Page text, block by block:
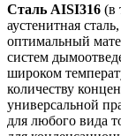
Сталь AISI316 (в
аустенитная
оптимальный
систем
широком
количеству
универсаль­ной
для любого вида